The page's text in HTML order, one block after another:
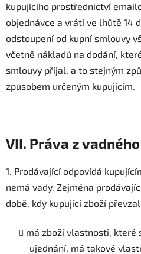
kupujícího prostřednictví
objednávce a vrátí ve lhůtě 14
odstoupení od kupní smlouvy
včetně nákladů na dodání,
smlouvy přijal, a to stejným
způsobem určeným kupujícím.
VII. Práva z
1. Prodávající odpovídá
nemá vady. Zejména
době, kdy kupující zboží
má zboží vlastnosti, které
ujednání, má takové